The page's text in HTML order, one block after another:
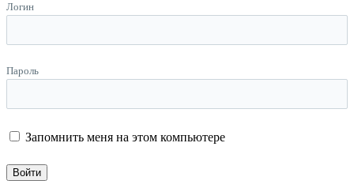
Логин
Пароль
Запомнить меня на этом компьютере